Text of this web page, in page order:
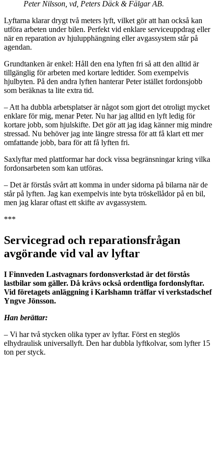
Peter Nilsson, vd, Peters Däck & Fälgar AB.
Lyftarna klarar drygt två meters lyft, vilket gör att han också kan
utföra arbeten under bilen. Perfekt vid enklare serviceuppdrag eller
när en reparation av hjulupphängning eller avgassystem står på
agendan.
Grundtanken är enkel: Håll den ena lyften fri så att den alltid är
tillgänglig för arbeten med kortare ledtider. Som exempelvis
hjulbyten. På den andra lyften hanterar Peter istället fordonsjobb
som beräknas ta lite extra tid.
– Att ha dubbla arbetsplatser är något som gjort det otroligt mycket
enklare för mig, menar Peter. Nu har jag alltid en lyft ledig för
kortare jobb, som hjulskifte. Det gör att jag idag känner mig mindre
stressad. Nu behöver jag inte längre stressa för att få klart ett mer
omfattande jobb, bara för att få lyften fri.
Saxlyftar med plattformar har dock vissa begränsningar kring vilka
fordonsarbeten som kan utföras.
– Det är förstås svårt att komma in under sidorna på bilarna när de
står på lyften. Jag kan exempelvis inte byta tröskellådor på en bil,
men jag klarar oftast ett skifte av avgassystem.
***
Servicegrad och reparationsfrågan
avgörande vid val av lyftar
I Finnveden Lastvagnars fordonsverkstad är det förstås
lastbilar som gäller. Då krävs också ordentliga fordonslyftar.
Vid företagets anläggning i Karlshamn träffar vi verkstadschef
Yngve Jönsson.
Han berättar:
– Vi har två stycken olika typer av lyftar. Först en steglös
elhydraulisk universallyft. Den har dubbla lyftkolvar, som lyfter 15
ton per styck.